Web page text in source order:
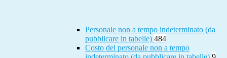
Personale non a tempo indeterminato (da
pubblicare in tabelle) 484
Costo del personale non a tempo